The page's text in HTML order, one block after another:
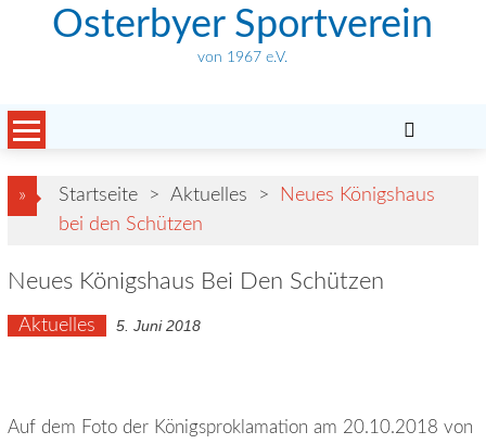
Osterbyer Sportverein
von 1967 e.V.
» Startseite > Aktuelles >
Neues Königshaus
bei den Schützen
Neues Königshaus Bei Den Schützen
Aktuelles 5. Juni 2018
Auf dem Foto der Königsproklamation am 20.10.2018 von